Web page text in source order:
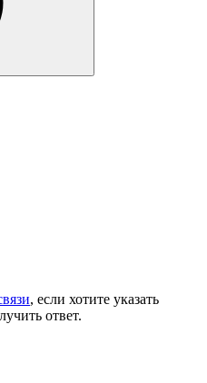
, если хотите указать
ответ.